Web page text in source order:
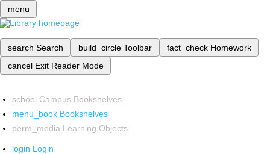
menu
search Search build_circle Toolbar fact_check Homework
cancel Exit Reader Mode
school Campus Bookshelves
menu_book Bookshelves
perm_media Learning Objects
login Login